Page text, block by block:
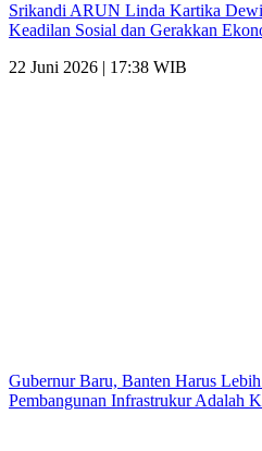
Srikandi ARUN Linda Kartika
Keadilan Sosial dan Gerakkan
22 Juni 2026 | 17:38 WIB
Gubernur Baru, Banten Harus
Pembangunan Infrastrukur Adalah